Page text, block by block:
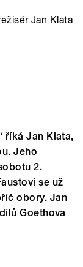
Jan Klata
říká Jan Klata,
Jeho
2.
se už
obory. Jan
Goethova